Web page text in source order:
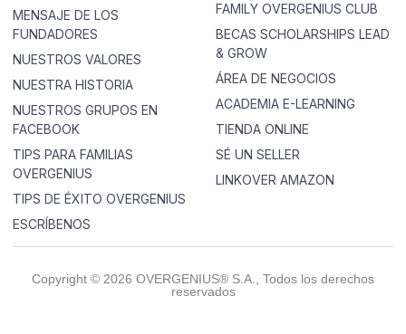
MENSAJE DE LOS
FUNDADORES
NUESTROS VALORES
NUESTRA HISTORIA
NUESTROS GRUPOS EN
FACEBOOK
TIPS PARA FAMILIAS
OVERGENIUS
TIPS DE ÉXITO OVERGENIUS
ESCRÍBENOS
FAMILY OVERGENIUS CLUB
BECAS SCHOLARSHIPS LEAD
& GROW
ÁREA DE NEGOCIOS
ACADEMIA E-LEARNING
TIENDA ONLINE
SÉ UN SELLER
LINKOVER AMAZON
Copyright © 2026 OVERGENIUS® S.A., Todos los derechos
reservados